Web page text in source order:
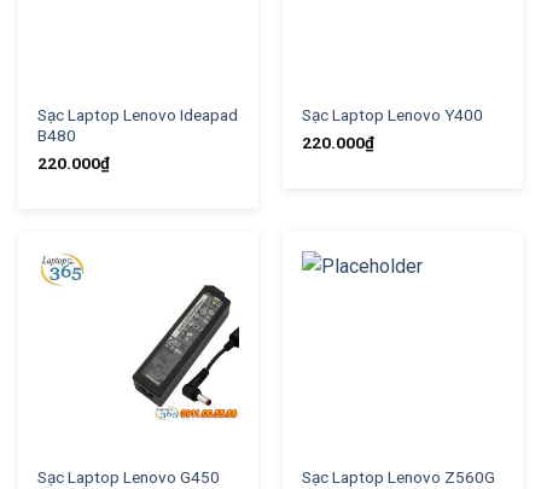
Sạc Laptop Lenovo Ideapad
B480
220.000₫
Sạc Laptop Lenovo Y400
220.000₫
Sạc Laptop Lenovo G450
Sạc Laptop Lenovo Z560G